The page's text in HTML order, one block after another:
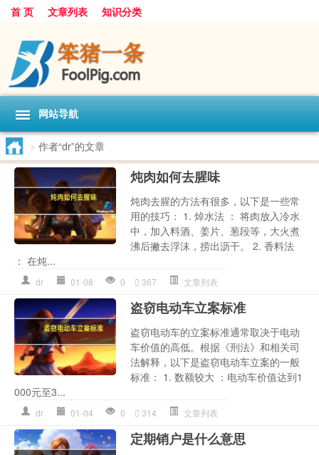
首 页 文章列表 知识分类
网站导航
> 作者“dr”的文章
炖肉如何去腥味
炖肉去腥的方法有很多，以下是一些常
用的技巧： 1. 焯水法 ： 将肉放入冷水
中，加入料酒、姜片、葱段等，大火煮
沸后撇去浮沫，捞出沥干。 2. 香料法
： 在炖...
dr 01-08 0 367 文章列表
盗窃电动车立案标准
盗窃电动车的立案标准通常取决于电动
车价值的高低。根据《刑法》和相关司
法解释，以下是盗窃电动车立案的一般
标准： 1. 数额较大 ：电动车价值达到1
000元至3...
dr 01-04 0 314 文章列表
定期销户是什么意思